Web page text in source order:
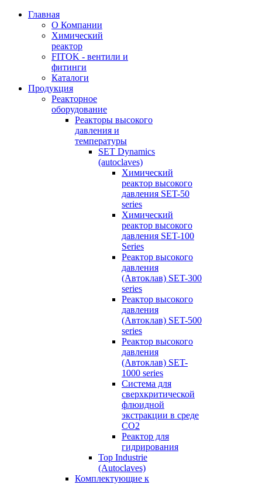
Главная
О Компании
Химический
реактор
FITOK - вентили и
фитинги
Каталоги
Продукция
Реакторное
оборудование
Реакторы высокого
давления и
температуры
SET Dynamics
(autoclaves)
Химический
реактор высокого
давления SET-50
series
Химический
реактор высокого
давления SET-100
Series
Реактор высокого
давления
(Автоклав) SET-300
series
Реактор высокого
давления
(Автоклав) SET-500
series
Реактор высокого
давления
(Автоклав) SET-
1000 series
Система для
сверхкритической
флюидной
экстракции в среде
СО2
Реактор для
гидрирования
Top Industrie
(Autoclaves)
Комплектующие к